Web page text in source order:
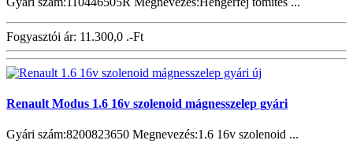
Fogyasztói ár: 11.300,0 .-Ft
Renault Modus 1.6 16v szolenoid mágnesszelep gyári
Gyári szám:8200823650 Megnevezés:1.6 16v szolenoid ...